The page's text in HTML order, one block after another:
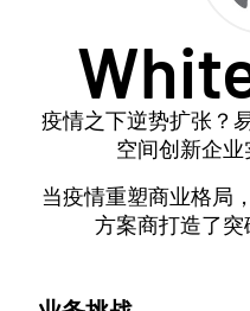
疫情之下逆势扩张？
空间创新企业
当疫情重塑商业格局
方案商打造了突